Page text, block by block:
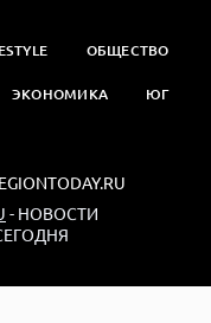
ОБЩЕСТВО
ЭКОНОМИКА ЮГ
- НОВОСТИ